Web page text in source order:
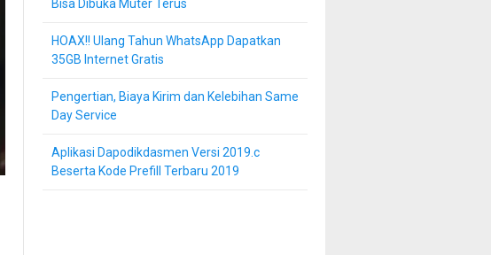
Bisa Dibuka Muter Terus
HOAX!! Ulang Tahun WhatsApp Dapatkan
35GB Internet Gratis
Pengertian, Biaya Kirim dan Kelebihan Same
Day Service
Aplikasi Dapodikdasmen Versi 2019.c
Beserta Kode Prefill Terbaru 2019